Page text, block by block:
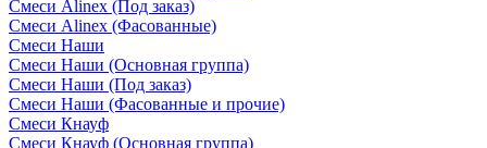
Смеси Alinex (Под заказ)
Смеси Alinex (Фасованные)
Смеси Наши
Смеси Наши (Основная группа)
Смеси Наши (Под заказ)
Смеси Наши (Фасованные и прочие)
Смеси Кнауф
Смеси Кнауф (Основная группа)